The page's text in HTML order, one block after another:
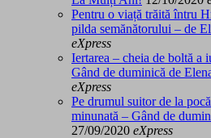
Pentru o viață trăită întru
pilda semănătorului – de
eXpress
Iertarea – cheia de boltă
Gând de duminică de
eXpress
Pe drumul suitor de la
minunată – Gând de
27/09/2020 eXpress